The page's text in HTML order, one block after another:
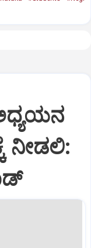
ನೀಡಲಿ‌: